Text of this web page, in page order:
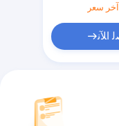
سعر
ﺍﻶﻧ